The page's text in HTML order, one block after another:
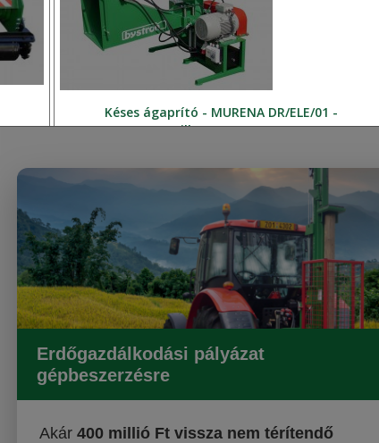
Késes ágaprító - MURENA DR/ELE/01 -
villanymotoros
550 kg max 100 mm
apríték hossz:
5-10 mm
Részletes adatok
Erdőgazdálkodási pályázat
gépbeszerzésre
Akár 400 millió Ft vissza nem térítendő